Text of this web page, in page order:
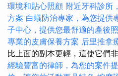
環境和貼心照顧 附近牙科診所
方案 白蟻防治專家，為您提供
子中心，提供您最舒適的產後
專業的皮膚保養方案 后里推拿
比上面的副本更輕，這使它們
經驗豐富的律師，為您的案件